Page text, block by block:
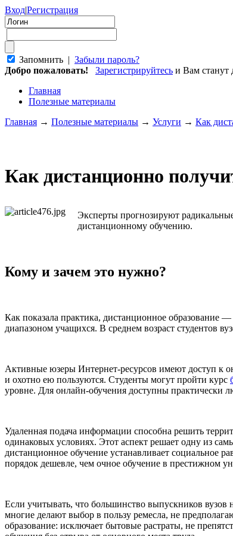
Вход|Регистрация
Запомнить | Забыли пароль?
Добро пожаловать!
Зарегистрируйтесь и Вам станут
Главная
Полезные материалы
Главная → Полезные материалы → Услуги → Как
Как дистанционно
Эксперты прогнозируют
дистанционному обучению.
Кому и зачем это нужно?
Как показала практика, дистанционное образование
диапазоном учащихся. В среднем возраст студентов
Активные юзеры Интернет-ресурсов имеют доступ к
и охотно ею пользуются. Студенты могут пройти курс
уровне. Для онлайн-обучения доступны практически
Удаленная подача информации способна решить
одинаковых условиях. Этот аспект решает одну из
дистанционное обучение устанавливает социальное
порядок дешевле, чем очное обучение в престижном
Если учитывать, что большинство выпускников вузов
многие делают выбор в пользу ремесла, не
образование: исключает бытовые растраты, не